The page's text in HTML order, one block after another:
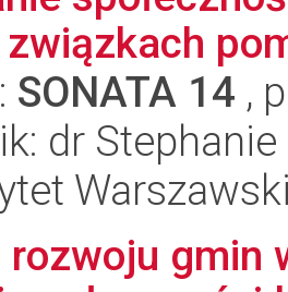
związkach
SONATA 14 ,
dr
rozwoju gmin